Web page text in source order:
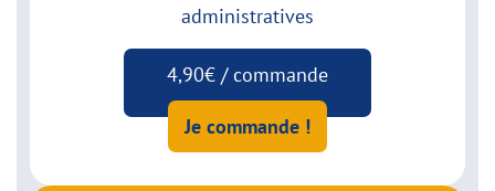
administratives
4,90€ / commande
Je commande !